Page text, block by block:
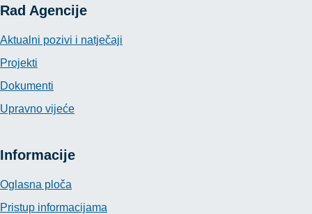
Rad Agencije
Aktualni pozivi i natječaji
Projekti
Dokumenti
Upravno vijeće
Informacije
Oglasna ploča
Pristup informacijama